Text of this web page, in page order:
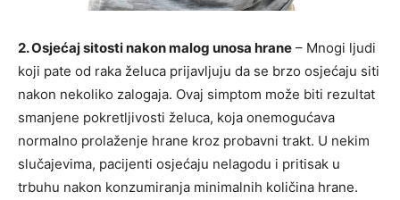
2. Osjećaj sitosti nakon malog unosa hrane – Mnogi ljudi
koji pate od raka želuca prijavljuju da se brzo osjećaju siti
nakon nekoliko zalogaja. Ovaj simptom može biti rezultat
smanjene pokretljivosti želuca, koja onemogućava
normalno prolaženje hrane kroz probavni trakt. U nekim
slučajevima, pacijenti osjećaju nelagodu i pritisak u
trbuhu nakon konzumiranja minimalnih količina hrane.